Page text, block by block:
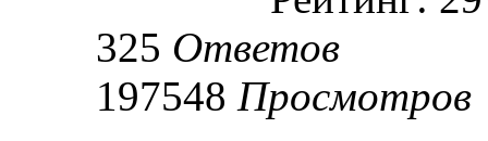
325 Ответов
197548 Просмотров